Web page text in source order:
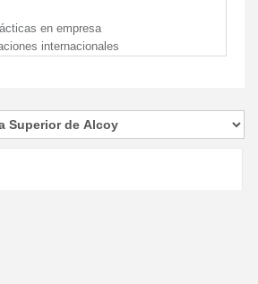
en empresa
internacionales